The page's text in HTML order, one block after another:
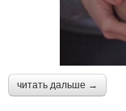
читать дальше →